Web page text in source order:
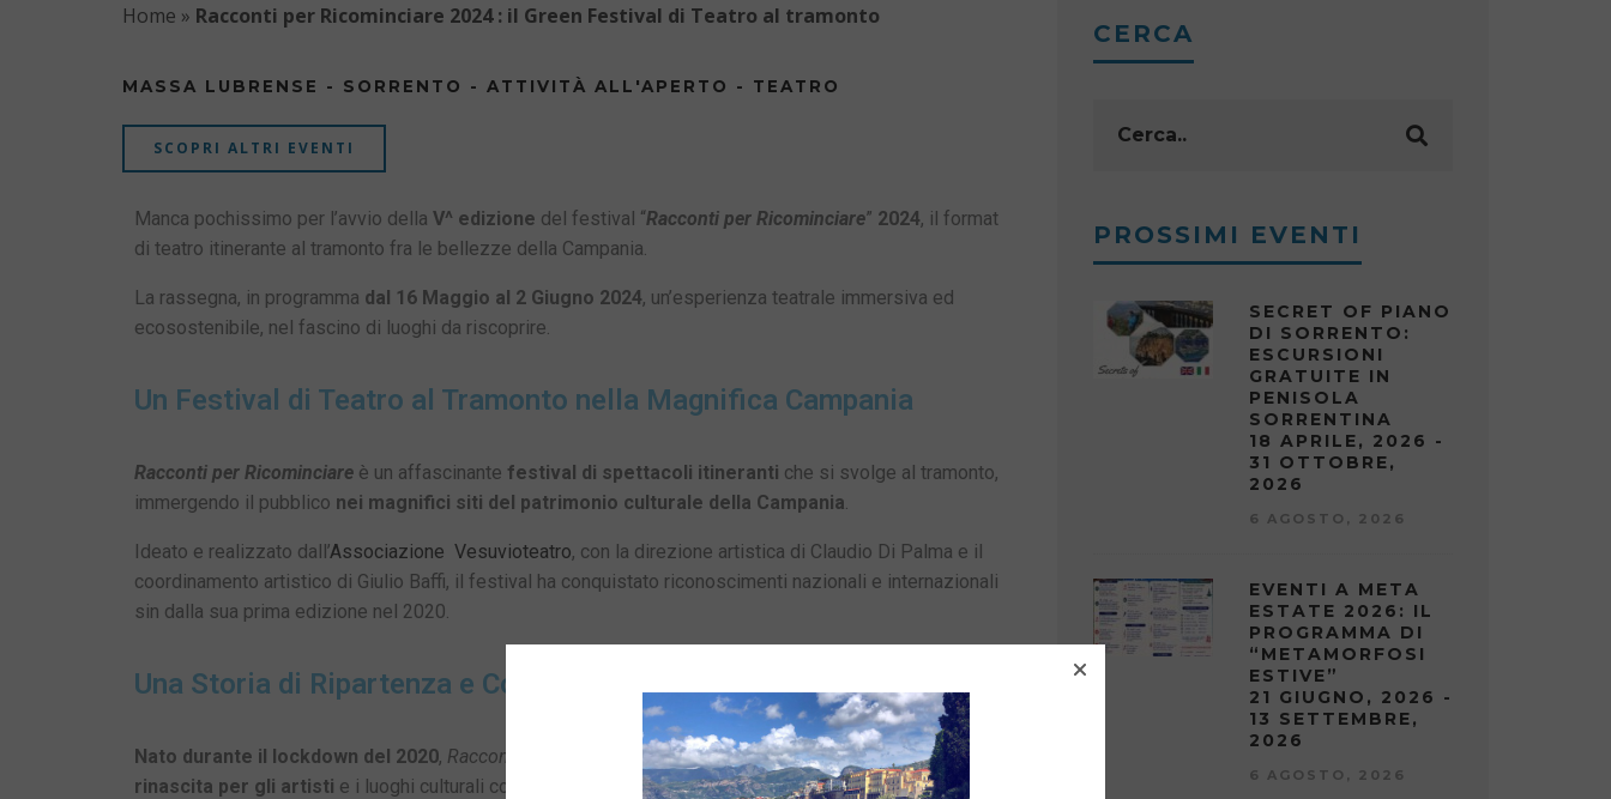
Home » Racconti per Ricominciare 2024 : il Green Festival di Teatro al tramonto
MASSA LUBRENSE - SORRENTO - ATTIVITÀ ALL'APERTO - TEATRO
SCOPRI ALTRI EVENTI
Manca pochissimo per l’avvio della V^ edizione del festival “Racconti per Ricominciare” 2024, il format
di teatro itinerante al tramonto fra le bellezze della Campania.
La rassegna, in programma dal 16 Maggio al 2 Giugno 2024, un’esperienza teatrale immersiva ed
ecosostenibile, nel fascino di luoghi da riscoprire.
Un Festival di Teatro al Tramonto nella Magnifica Campania
Racconti per Ricominciare è un affascinante festival di spettacoli itineranti che si svolge al tramonto,
immergendo il pubblico nei magnifici siti del patrimonio culturale della Campania
Ideato e realizzato dall’Associazione Vesuvioteatro, con la direzione artistica di Claudio Di Palma e il
coordinamento artistico di Giulio Baffi, il festival ha conquistato riconoscimenti nazionali e internazionali
sin dalla sua prima edizione nel 2020.
Una Storia di Ripartenza e Comunità
Nato durante il lockdown del 2020, Racconti per Ricominciare ha rappresentato non solo una
rinascita per gli artisti e i luoghi culturali coinvolti, ma anche un’opportunitàper il pubblicodi
CERCA
PROSSIMI EVENTI
SECRET OF PIANO
DI SORRENTO:
ESCURSIONI
GRATUITE IN
PENISOLA
SORRENTINA
18 APRILE, 2026 -
31 OTTOBRE,
2026
6 AGOSTO, 2026
EVENTI A META
ESTATE 2026: IL
PROGRAMMA DI
“METAMORFOSI
ESTIVE”
21 GIUGNO, 2026 -
13 SETTEMBRE,
2026
6 AGOSTO, 2026